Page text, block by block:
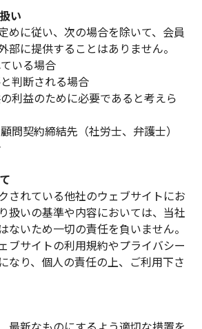
い
めに従い、次の場合を除いて、会員
部に提供することはありません。
いる場合
判断される場合
利益のために必要であると考えら
問契約締結先（社労士、弁護士）
されている他社のウェブサイトにお
扱いの基準や内容においては、当社
ないため一切の責任を負いません。
ブサイトの利用規約やプライバシー
なり、個人の責任の上、ご利用下さ